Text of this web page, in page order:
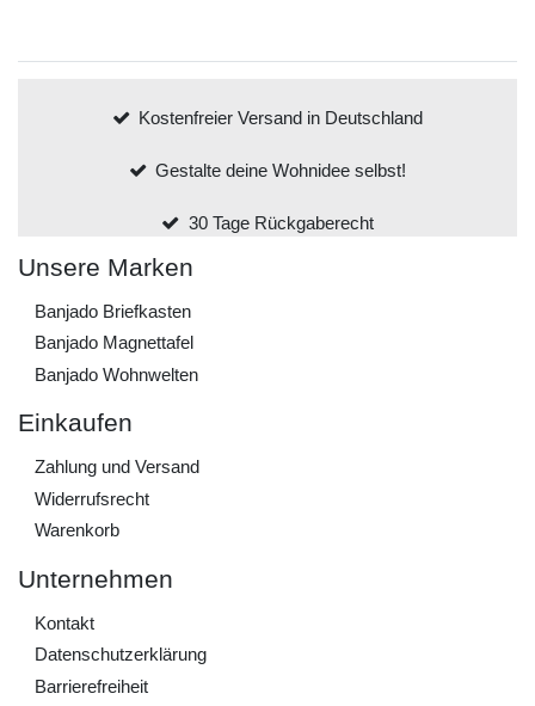
Kostenfreier Versand in Deutschland
Gestalte deine Wohnidee selbst!
30 Tage Rückgaberecht
Unsere Marken
Banjado Briefkasten
Banjado Magnettafel
Banjado Wohnwelten
Einkaufen
Zahlung und Versand
Widerrufs­recht
Warenkorb
Unternehmen
Kontakt
Daten­schutz­erklärung
Barrierefreiheit